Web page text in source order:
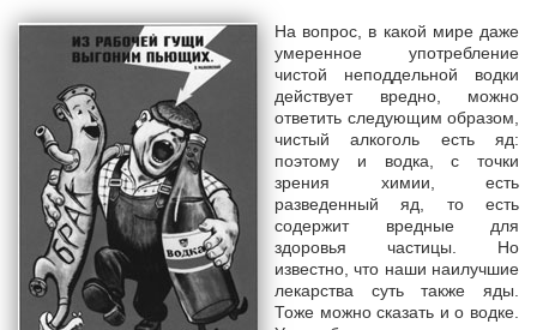
На вопрос, в какой мире даже
умеренное употребление
чистой неподдельной водки
действует вредно, можно
ответить следующим образом,
чистый алкоголь есть яд:
поэтому и водка, с точки
зрения химии, есть
разведенный яд, то есть
содержит вредные для
здоровья частицы. Но
известно, что наши наилучшие
лекарства суть также яды.
Тоже можно сказать и о водке.